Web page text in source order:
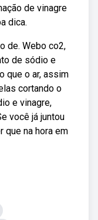
de vinagre
dica.
de. Webo co2,
de sódio e
que o ar, assim
cortando o
e vinagre,
você já juntou
na hora em